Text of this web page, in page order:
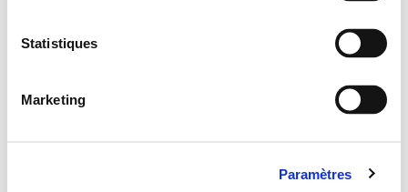
Statistiques
Marketing
Paramètres